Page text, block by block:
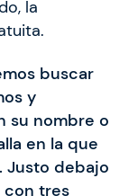
la
buscar
y
su nombre o
en la que
Justo debajo
con tres